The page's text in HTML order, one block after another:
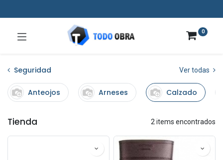
0
Seguridad Ver todas
Anteojos Arneses Calzado
Tienda 2 items encontrados